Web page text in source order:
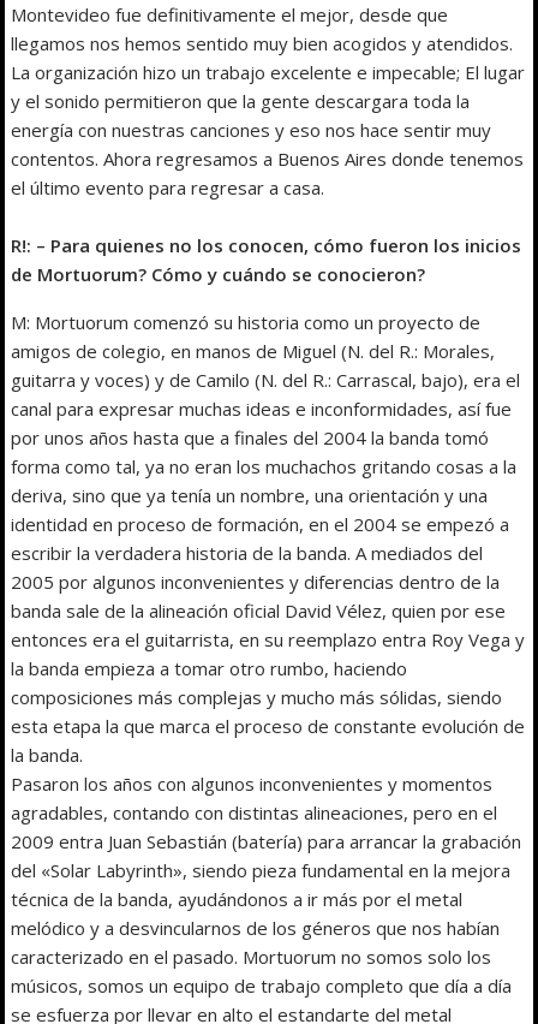
Montevideo fue definitivamente el mejor, desde que
llegamos nos hemos sentido muy bien acogidos y atendidos.
La organización hizo un trabajo excelente e impecable; El lugar
y el sonido permitieron que la gente descargara toda la
energía con nuestras canciones y eso nos hace sentir muy
contentos. Ahora regresamos a Buenos Aires donde tenemos
el último evento para regresar a casa.
R!: – Para quienes no los conocen, cómo fueron los inicios
de Mortuorum? Cómo y cuándo se conocieron?
M: Mortuorum comenzó su historia como un proyecto de
amigos de colegio, en manos de Miguel (N. del R.: Morales,
guitarra y voces) y de Camilo (N. del R.: Carrascal, bajo), era el
canal para expresar muchas ideas e inconformidades, así fue
por unos años hasta que a finales del 2004 la banda tomó
forma como tal, ya no eran los muchachos gritando cosas a la
deriva, sino que ya tenía un nombre, una orientación y una
identidad en proceso de formación, en el 2004 se empezó a
escribir la verdadera historia de la banda. A mediados del
2005 por algunos inconvenientes y diferencias dentro de la
banda sale de la alineación oficial David Vélez, quien por ese
entonces era el guitarrista, en su reemplazo entra Roy Vega y
la banda empieza a tomar otro rumbo, haciendo
composiciones más complejas y mucho más sólidas, siendo
esta etapa la que marca el proceso de constante evolución de
la banda.
Pasaron los años con algunos inconvenientes y momentos
agradables, contando con distintas alineaciones, pero en el
2009 entra Juan Sebastián (batería) para arrancar la grabación
del «Solar Labyrinth», siendo pieza fundamental en la mejora
técnica de la banda, ayudándonos a ir más por el metal
melódico y a desvincularnos de los géneros que nos habían
caracterizado en el pasado. Mortuorum no somos solo los
músicos, somos un equipo de trabajo completo que día a día
se esfuerza por llevar en alto el estandarte del metal